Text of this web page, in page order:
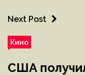
Next Post
Кино
США